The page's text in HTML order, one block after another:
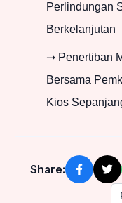
Perlindungan
Berkelanjutan
➝ Penertiban
Bersama
Kios
Share: